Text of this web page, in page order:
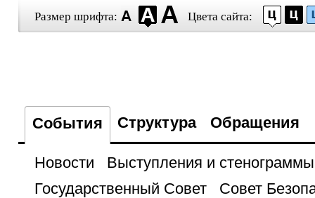
Размер шрифта: Цвета сайта:
События Структура Обращения
Новости
Выступления и стенограммы
Государственный Совет
Совет